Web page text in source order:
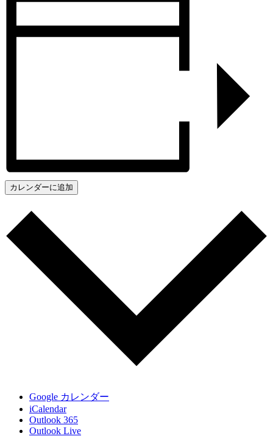
カレンダーに追加
Google カレンダー
iCalendar
Outlook 365
Outlook Live